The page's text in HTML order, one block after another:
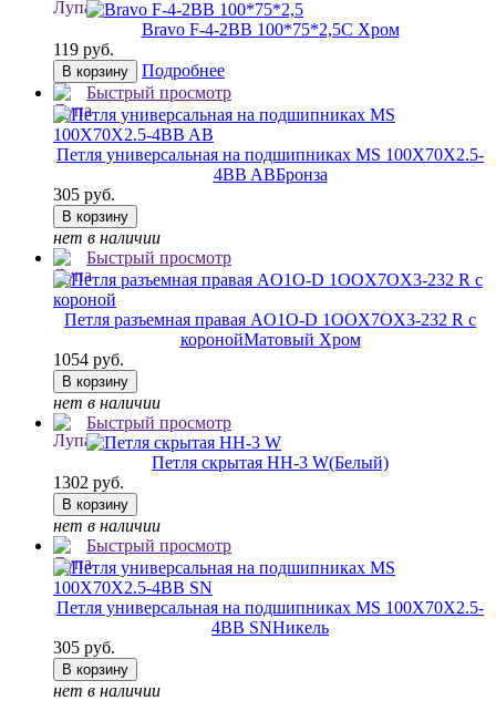
Bravo F-4-2BB 100*75*2,5C Хром
119 руб.
В корзину
Подробнее
Быстрый просмотр
Петля универсальная на подшипниках MS 100X70X2.5-
4BB ABБронза
305 руб.
В корзину
нет в наличии
Быстрый просмотр
Петля разъемная правая AO1O-D 1OOX7OX3-232 R с
коронойМатовый Хром
1054 руб.
В корзину
нет в наличии
Быстрый просмотр
Петля скрытая HH-3 W(Белый)
1302 руб.
В корзину
нет в наличии
Быстрый просмотр
Петля универсальная на подшипниках MS 100X70X2.5-
4BB SNНикель
305 руб.
В корзину
нет в наличии